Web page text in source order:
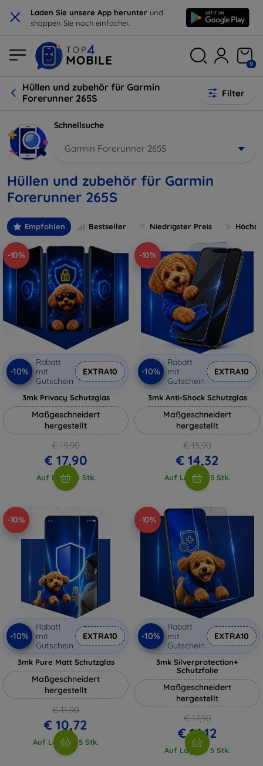
× Laden Sie unsere App herunter und
shoppen Sie noch einfacher.
0
Hüllen und zubehör für Garmin
Forerunner 265S
Filter
Schnellsuche
Garmin Forerunner 265S
Hüllen und zubehör für Garmin
Forerunner 265S
Empfohlen Bestseller Niedrigster Preis
-10%
-10%
Rabatt
mit
Gutschein
EXTRA10
3mk Privacy Schutzglas
Maßgeschneidert
hergestellt
€ 19,90
€ 17,90
Auf Lager 3 Stk.
-10%
-10%
Rabatt
mit
Gutschein
EXTRA10
3mk Anti-Shock Schutzglas
Maßgeschneidert
hergestellt
€ 15,90
€ 14,32
Auf Lager > 5 Stk.
-10%
-10%
Rabatt
mit
Gutschein
EXTRA10
3mk Pure Matt Schutzglas
Maßgeschneidert
hergestellt
€ 11,90
€ 10,72
Auf Lager > 5 Stk.
-10%
-10%
Rabatt
mit
Gutschein
EXTRA10
3mk Silverprotection+
Schutzfolie
Maßgeschneidert
hergestellt
€ 17,90
€ 16,12
Auf Lager > 5 Stk.